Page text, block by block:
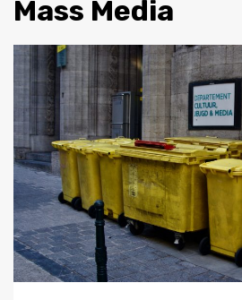
Mass Media